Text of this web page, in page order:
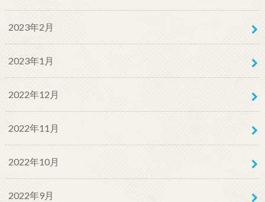
2023年2月
2023年1月
2022年12月
2022年11月
2022年10月
2022年9月